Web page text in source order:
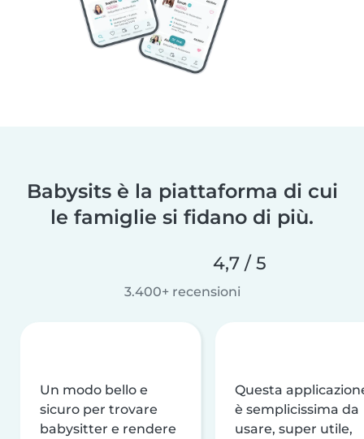
Babysits è la piattaforma di cui
le famiglie si fidano di più.
4,7 / 5
3.400+ recensioni
Un modo bello e
sicuro per trovare
babysitter e rendere
Questa
è semplicissima da
usare, super utile,